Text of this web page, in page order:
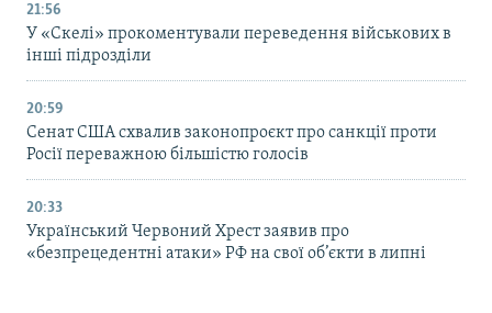
21:56
У «Скелі» прокоментували переведення військових в
інші підрозділи
20:59
Cенат США схвалив законопроєкт про санкції проти
Росії переважною більшістю голосів
20:33
Український Червоний Хрест заявив про
«безпрецедентні атаки» РФ на свої об’єкти в липні